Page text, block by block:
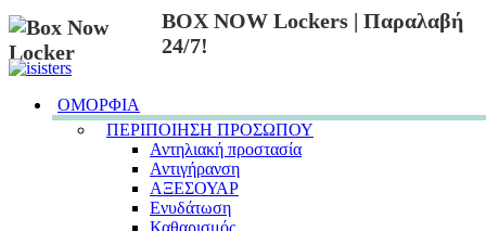
BOX NOW Lockers | Παραλαβή
24/7!
ΟΜΟΡΦΙΑ
ΠΕΡΙΠΟΙΗΣΗ ΠΡΟΣΩΠΟΥ
Αντηλιακή προστασία
Αντιγήρανση
ΑΞΕΣΟΥΑΡ
Ενυδάτωση
Καθαρισμός